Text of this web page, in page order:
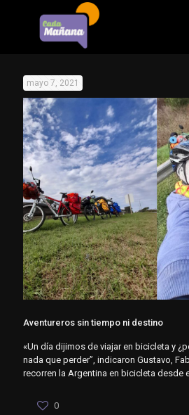
mayo 7, 2021
Aventureros sin tiempo ni destino
«Un día dijimos de viajar en bicicleta y
nada que perder”, indicaron Gustavo,
recorren la Argentina en bicicleta desde
0